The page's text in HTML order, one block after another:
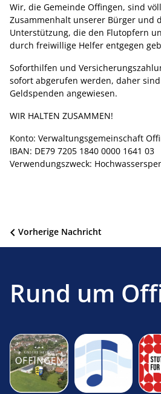
Wir, die Gemeinde Offingen, sind
Zusammenhalt unserer Bürger und
Unterstützung, die den Flutopfern
durch freiwillige Helfer entgegen
Soforthilfen und
sofort abgerufen werden, daher
Geldspenden angewiesen.
WIR HALTEN ZUSAMMEN!
Konto: Verwaltungsgemeinschaft
IBAN: DE79 7205 1840 0000 1641 03
Verwendungszweck:
Beitragsnavigation
Vorherige Nachricht
Rund um